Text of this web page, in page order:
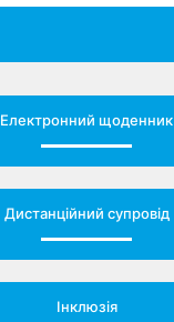
Електронний щоденник
Дистанційний супровід
Інклюзія